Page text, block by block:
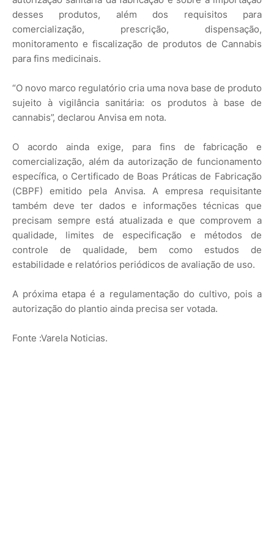
desses produtos, além dos requisitos para
comercialização, prescrição, dispensação,
monitoramento e fiscalização de produtos de Cannabis
para fins medicinais.
“O novo marco regulatório cria uma nova base de produto
sujeito à vigilância sanitária: os produtos à base de
cannabis”, declarou Anvisa em nota.
O acordo ainda exige, para fins de fabricação e
comercialização, além da autorização de funcionamento
específica, o Certificado de Boas Práticas de Fabricação
(CBPF) emitido pela Anvisa. A empresa requisitante
também deve ter dados e informações técnicas que
precisam sempre está atualizada e que comprovem a
qualidade, limites de especificação e métodos de
controle de qualidade, bem como estudos de
estabilidade e relatórios periódicos de avaliação de uso.
A próxima etapa é a regulamentação do cultivo, pois a
autorização do plantio ainda precisa ser votada.
Fonte :Varela Noticias.